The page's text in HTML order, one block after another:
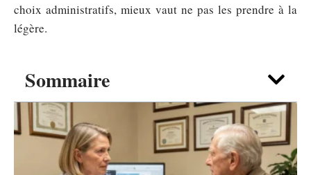
Sommaire
choix administratifs, mieux vaut ne pas les prendre à la
légère.